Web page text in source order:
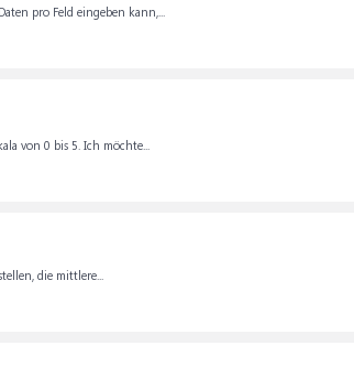
pro Feld eingeben kann,...
von 0 bis 5. Ich möchte...
die mittlere...